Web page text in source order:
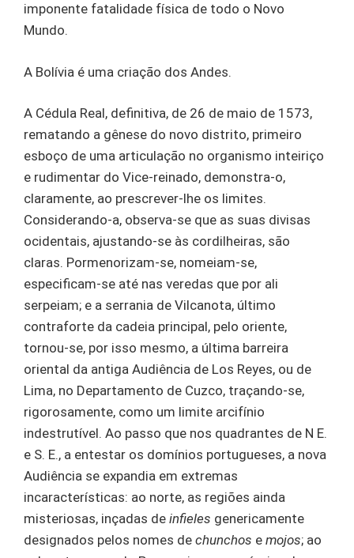
imponente fatalidade física de todo o Novo
Mundo.
A Bolívia é uma criação dos Andes.
A Cédula Real, definitiva, de 26 de maio de 1573,
rematando a gênese do novo distrito, primeiro
esboço de uma articulação no organismo inteiriço
e rudimentar do Vice-reinado, demonstra-o,
claramente, ao prescrever-lhe os limites.
Considerando-a, observa-se que as suas divisas
ocidentais, ajustando-se às cordilheiras, são
claras. Pormenorizam-se, nomeiam-se,
especificam-se até nas veredas que por ali
serpeiam; e a serrania de Vilcanota, último
contraforte da cadeia principal, pelo oriente,
tornou-se, por isso mesmo, a última barreira
oriental da antiga Audiência de Los Reyes, ou de
Lima, no Departamento de Cuzco, traçando-se,
rigorosamente, como um limite arcifínio
indestrutível. Ao passo que nos quadrantes de N E.
e S. E., a entestar os domínios portugueses, a nova
Audiência se expandia em extremas
incaracterísticas: ao norte, as regiões ainda
misteriosas, inçadas de infieles genericamente
designados pelos nomes de chunchos e mojos; ao